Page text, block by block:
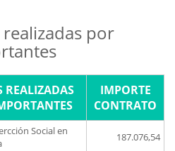
por
REALIZADAS
IMPORTE
CONTRATO
Social en
187.076,54